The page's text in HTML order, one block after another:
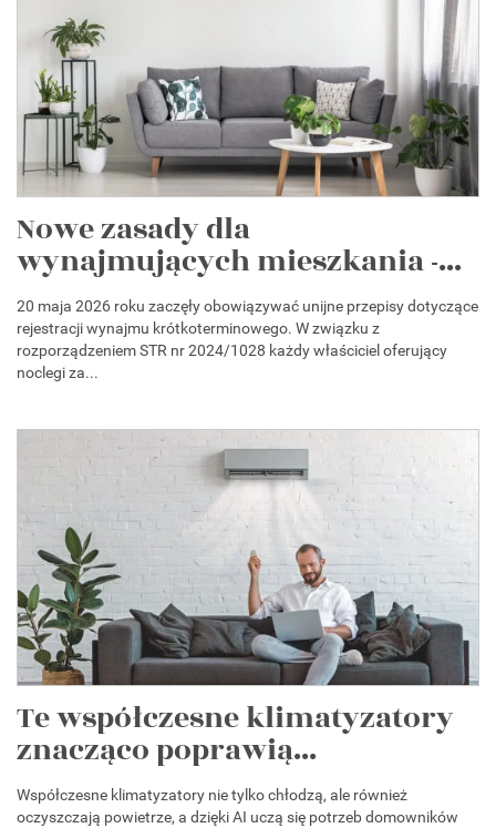
Nowe zasady dla
wynajmujących mieszkania -...
20 maja 2026 roku zaczęły obowiązywać unijne przepisy dotyczące
rejestracji wynajmu krótkoterminowego. W związku z
rozporządzeniem STR nr 2024/1028 każdy właściciel oferujący
noclegi za...
Te współczesne klimatyzatory
znacząco poprawią...
Współczesne klimatyzatory nie tylko chłodzą, ale również
oczyszczają powietrze, a dzięki AI uczą się potrzeb domowników